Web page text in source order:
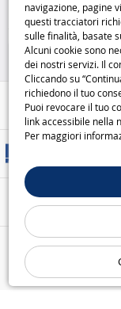
navigazione, pagine
questi tracciatori
sulle finalità, basate
Alcuni cookie sono
dei nostri servizi. Il
Cliccando su
richiedono il tuo
Puoi revocare il tuo
link accessibile nella
Per maggiori
,99€
Giochi da tavolo
Aiuto /
Le nostre